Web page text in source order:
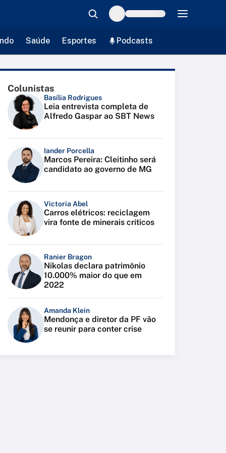
Saúde Esportes Podcasts
Colunistas
Basília Rodrigues
Leia entrevista completa de
Alfredo Gaspar ao SBT News
Iander Porcella
Marcos Pereira: Cleitinho será
candidato ao governo de MG
Victoria Abel
Carros elétricos: reciclagem
vira fonte de minerais críticos
Ranier Bragon
Nikolas declara patrimônio
10.000% maior do que em
2022
Amanda Klein
Mendonça e diretor da PF vão
se reunir para conter crise